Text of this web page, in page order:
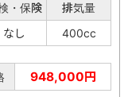
・保険
排気量
なし 400cc
948,000円